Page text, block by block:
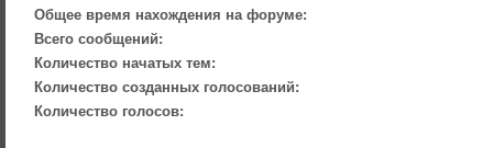
Общее время нахождения на форуме:
Всего сообщений:
Количество начатых тем:
Количество созданных голосований:
Количество голосов: